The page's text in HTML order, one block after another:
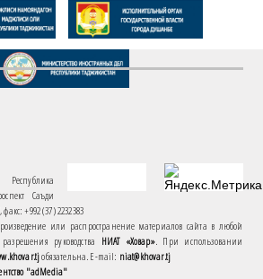
Саъди
+992 (37) 2232383
или распространение материалов сайта в любой
руководства НИАТ «Ховар». При использовании
обязательна. E-mail: niat@khovar.tj
"adMedia"